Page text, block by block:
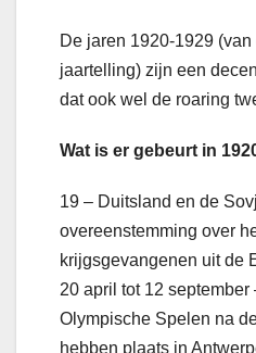
De jaren 1920-1929
jaartelling) zijn een
dat ook wel de roaring
Wat is er gebeurt in
19 – Duitsland en de
overeenstemming over
krijgsgevangenen uit de
20 april tot 12 september
Olympische Spelen na
hebben plaats in